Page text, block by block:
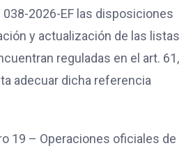
038-2026-EF las disposiciones
y actualización de las listas
reguladas en el art. 61,
adecuar dicha referencia
19 – Operaciones oficiales de